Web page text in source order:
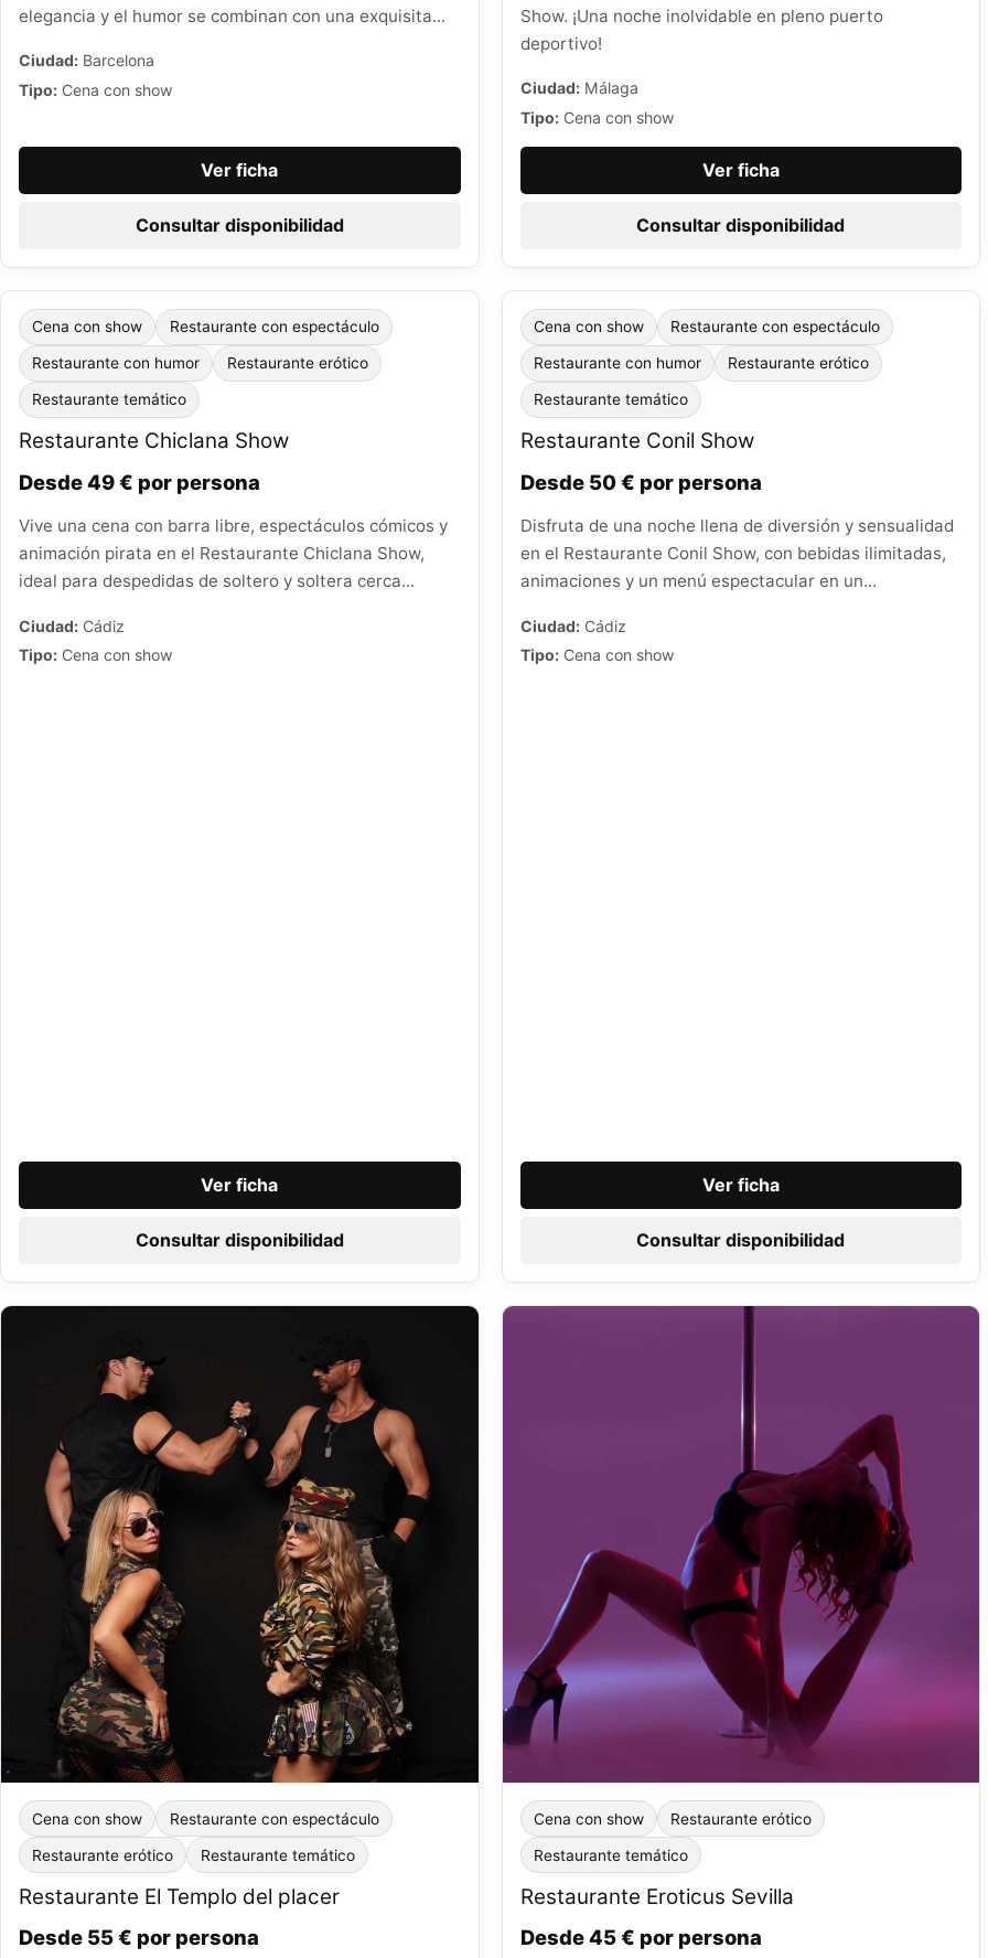
elegancia y el humor se combinan con una exquisita...
Ciudad: Barcelona
Tipo: Cena con show
Ver ficha
Consultar disponibilidad
Show. ¡Una noche inolvidable en pleno puerto
deportivo!
Ciudad:Málaga
Tipo:Cena con show
Ver ficha
Consultar disponibilidad
Cena con show Restaurante con espectáculo
Restaurante con humor Restaurante erótico
Restaurante temático
Restaurante Chiclana Show
Desde 49 € por persona
Vive una cena con barra libre, espectáculos cómicos y
animación pirata en el Restaurante Chiclana Show,
ideal para despedidas de soltero y soltera cerca...
Ciudad: Cádiz
Tipo: Cena con show
Ver ficha
Consultar disponibilidad
Cena con show Restaurante con espectáculo
Restaurante con humor Restaurante erótico
Restaurante temático
Restaurante Conil Show
Desde 50 € por persona
Disfruta de una noche llena de diversión y sensualidad
en el Restaurante Conil Show, con bebidas ilimitadas,
animaciones y un menú espectacular en un...
Ciudad:Cádiz
Tipo:Cena con show
Ver ficha
Consultar disponibilidad
Cena con show Restaurante con espectáculo
Restaurante erótico Restaurante temático
Restaurante El Templo del placer
Desde 55 € por persona
Cena con show Restaurante erótico
Restaurante temático
Restaurante Eroticus Sevilla
Desde 45 € por persona